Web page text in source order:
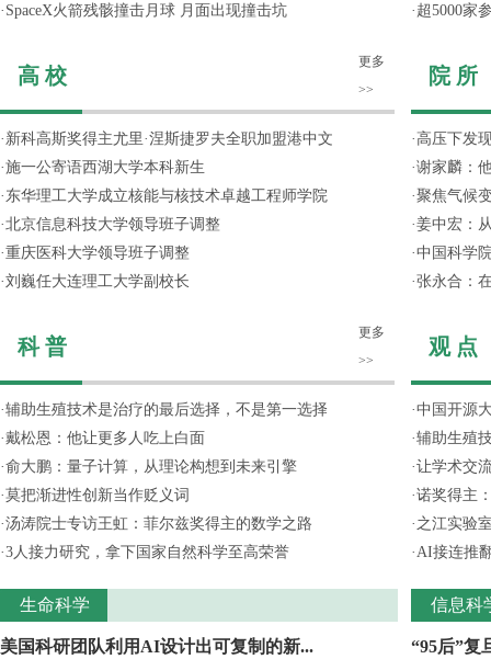
· SpaceX火箭残骸撞击月球 月面出现撞击坑
高 校
更多
>>
· 新科高斯奖得主尤里·涅斯捷罗夫全职加盟港中文
·施一公寄语西湖大学本科新生
· 东华理工大学成立核能与核技术卓越工程师学院
·北京信息科技大学领导班子调整
·重庆医科大学领导班子调整
·刘巍任大连理工大学副校长
科 普
更多
>>
·辅助生殖技术是治疗的最后选择，不是第一选择
·戴松恩：他让更多人吃上白面
·俞大鹏：量子计算，从理论构想到未来引擎
·莫把渐进性创新当作贬义词
·汤涛院士专访王虹：菲尔兹奖得主的数学之路
·3人接力研究，拿下国家自然科学至高荣誉
生命科学
美国科研团队利用AI设计出可复制的新...
· 超5000家
院 所
· 高压下发
·谢家麟：
·聚焦气候
·姜中宏：
·中国科学
·张永合：
观 点
·中国开源
·辅助生殖
·让学术交
·诺奖得主
· 之江实验
·AI接连推
信息科
“95后”复